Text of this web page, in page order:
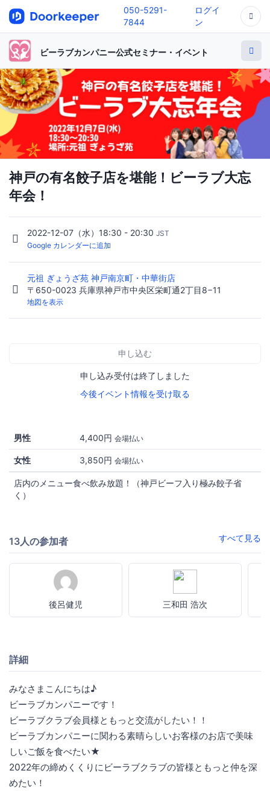
050-5291-
7844
ログイ
ン
ビーラブカンパニー公式セミナー・イベント
神戸の有名餃子店を堪能！ビーラブ大忘
年会！
2022-12-07（水）18:30 - 20:30 JST
Google カレンダーに追加
元祖 ぎょうざ苑 神戸南京町・中華街店
〒650-0023 兵庫県神戸市中央区栄町通2丁目8−11
地図を表示
申し込む
申し込み受付は終了しました
今後イベント情報を受け取る
男性 4,400円 会場払い
女性 3,850円 会場払い
店内のメニュー食べ飲み放題！（神戸ビーフ入り極み餃子省
く）
13人の参加者 すべて見る
後呂健児 三和田 浩次
詳細
みなさまこんにちは♪
ビーラブカンパニーです！
ビーラブクラブ会員様ともっと交流がしたい！！
ビーラブカンパニーに関わる素晴らしいお客様のお店で美味
しいご飯を食べたい★
2022年の締めくくりにビーラブクラブの皆様ともっと仲を深
めたい！